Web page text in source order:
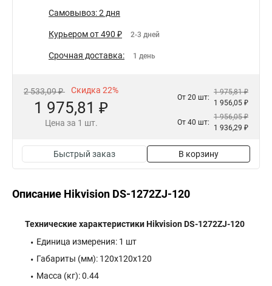
Самовывоз: 2 дня
Курьером от 490 ₽ 2-3 дней
Срочная доставка: 1 день
2 533,09 ₽ Скидка 22%
1 975,81 ₽
Цена за 1 шт.
От 20 шт:
1 975,81 ₽
1 956,05 ₽
От 40 шт:
1 956,05 ₽
1 936,29 ₽
Быстрый заказ В корзину
Описание Hikvision DS-1272ZJ-120
Технические характеристики Hikvision DS-1272ZJ-120
Единица измерения: 1 шт
Габариты (мм): 120x120x120
Масса (кг): 0.44